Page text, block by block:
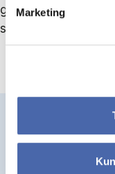
Marketing
gør noget, risikerer
sender os tilbage til